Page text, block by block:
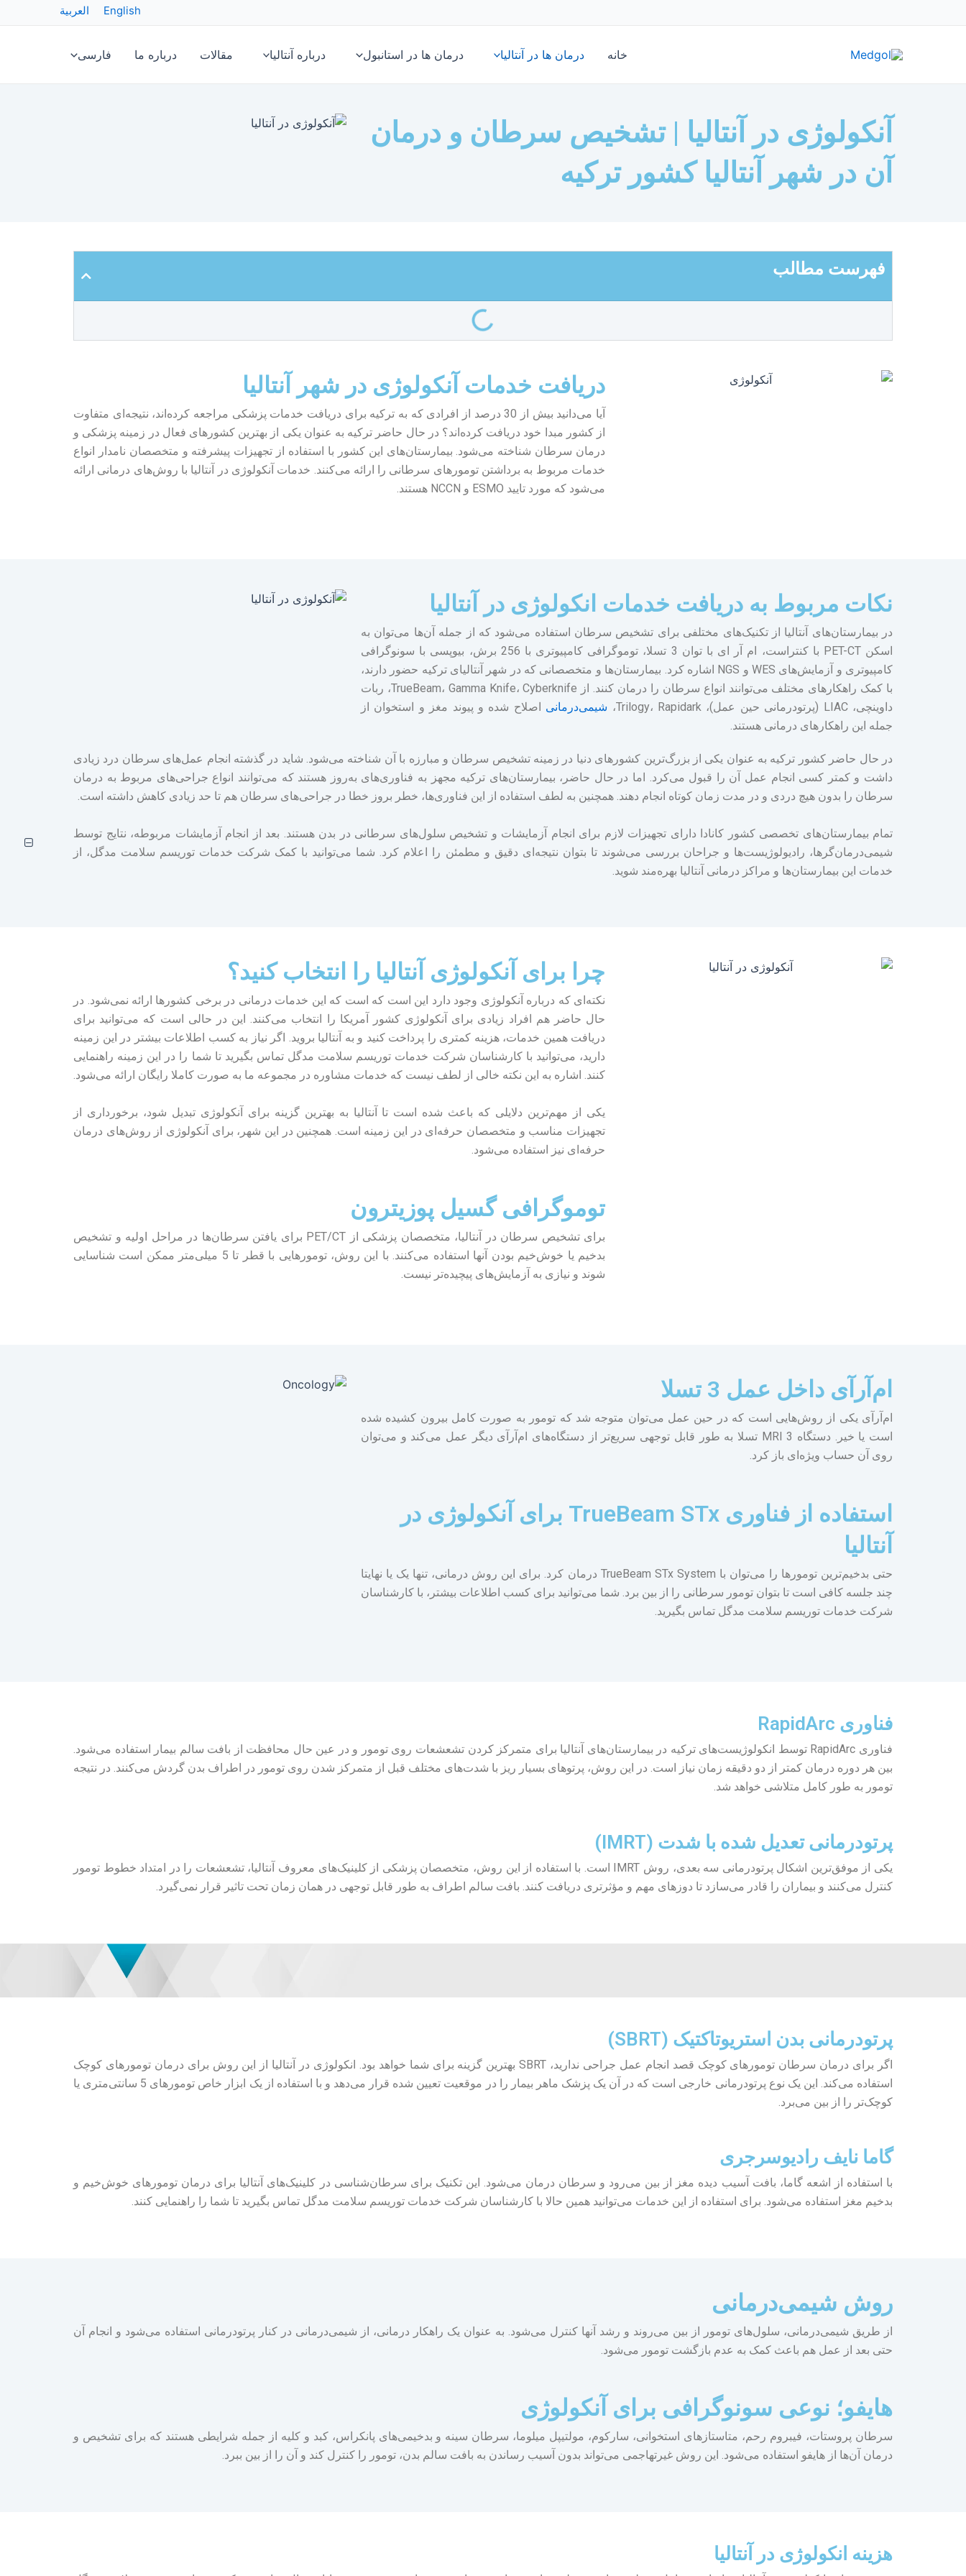
English العربية
خانه درمان ها در آنتالیا درمان ها در استانبول درباره آنتالیا مقالات درباره ما فارسی
آنکولوژی در آنتالیا | تشخیص سرطان و درمان
آن در شهر آنتالیا کشور ترکیه
فهرست مطالب
دریافت خدمات آنکولوژی در شهر آنتالیا
آیا می‌دانید بیش از 30 درصد از افرادی که به ترکیه برای دریافت خدمات پزشکی مراجعه کرده‌اند، نتیجه‌ای متفاوت
از کشور مبدا خود دریافت کرده‌اند؟ در حال حاضر ترکیه به عنوان یکی از بهترین کشورهای فعال در زمینه پزشکی و
درمان سرطان شناخته می‌شود. بیمارستان‌های این کشور با استفاده از تجهیزات پیشرفته و متخصصان نامدار انواع
خدمات مربوط به برداشتن تومورهای سرطانی را ارائه می‌کنند. خدمات آنکولوژی در آنتالیا با روش‌های درمانی ارائه
می‌شود که مورد تایید ESMO و NCCN هستند.
نکات مربوط به دریافت خدمات انکولوژی در آنتالیا
در بیمارستان‌های آنتالیا از تکنیک‌های مختلفی برای تشخیص سرطان استفاده می‌شود که از جمله آن‌ها می‌توان به
اسکن PET-CT با کنتراست، ام آر ای با توان 3 تسلا، توموگرافی کامپیوتری با 256 برش، بیوپسی با سونوگرافی
کامپیوتری و آزمایش‌های WES و NGS اشاره کرد. بیمارستان‌ها و متخصصانی که در شهر آنتالیای ترکیه حضور دارند،
با کمک راهکارهای مختلف می‌توانند انواع سرطان را درمان کنند. از TrueBeam، Gamma Knife، Cyberknife، ربات
داوینچی، LIAC (پرتودرمانی حین عمل)، Trilogy، Rapidark،
شیمی‌درمانی اصلاح شده و پیوند مغز و استخوان از
جمله این راهکارهای درمانی هستند.
در حال حاضر کشور ترکیه به عنوان یکی از بزرگ‌ترین کشورهای دنیا در زمینه تشخیص سرطان و مبارزه با آن شناخته می‌شود. شاید در گذشته انجام عمل‌های سرطان درد زیادی
داشت و کمتر کسی انجام عمل آن را قبول می‌کرد. اما در حال حاضر، بیمارستان‌های ترکیه مجهز به فناوری‌های به‌روز هستند که می‌توانند انواع جراحی‌های مربوط به درمان
سرطان را بدون هیچ دردی و در مدت زمان کوتاه انجام دهند. همچنین به لطف استفاده از این فناوری‌ها، خطر بروز خطا در جراحی‌های سرطان هم تا حد زیادی کاهش داشته است.
تمام بیمارستان‌های تخصصی کشور کانادا دارای تجهیزات لازم برای انجام آزمایشات و تشخیص سلول‌های سرطانی در بدن هستند. بعد از انجام آزمایشات مربوطه، نتایج توسط
شیمی‌درمان‌گرها، رادیولوژیست‌ها و جراحان بررسی می‌شوند تا بتوان نتیجه‌ای دقیق و مطمئن را اعلام کرد. شما می‌توانید با کمک شرکت خدمات توریسم سلامت مدگل، از
خدمات این بیمارستان‌ها و مراکز درمانی آنتالیا بهره‌مند شوید.
چرا برای آنکولوژی آنتالیا را انتخاب کنید؟
نکته‌ای که درباره آنکولوژی وجود دارد این است که است که این خدمات درمانی در برخی کشورها ارائه نمی‌شود. در
حال حاضر هم افراد زیادی برای آنکولوژی کشور آمریکا را انتخاب می‌کنند. این در حالی است که می‌توانید برای
دریافت همین خدمات، هزینه کمتری را پرداخت کنید و به آنتالیا بروید. اگر نیاز به کسب اطلاعات بیشتر در این زمینه
دارید، می‌توانید با کارشناسان شرکت خدمات توریسم سلامت مدگل تماس بگیرید تا شما را در این زمینه راهنمایی
کنند. اشاره به این نکته خالی از لطف نیست که خدمات مشاوره در مجموعه ما به صورت کاملا رایگان ارائه می‌شود.
یکی از مهم‌ترین دلایلی که باعث شده است تا آنتالیا به بهترین گزینه برای آنکولوژی تبدیل شود، برخورداری از
تجهیزات مناسب و متخصصان حرفه‌ای در این زمینه است. همچنین در این شهر، برای آنکولوژی از روش‌های درمان
حرفه‌ای نیز استفاده می‌شود.
توموگرافی گسیل پوزیترون
برای تشخیص سرطان در آنتالیا، متخصصان پزشکی از PET/CT برای یافتن سرطان‌ها در مراحل اولیه و تشخیص
بدخیم یا خوش‌خیم بودن آنها استفاده می‌کنند. با این روش، تومورهایی با قطر تا 5 میلی‌متر ممکن است شناسایی
شوند و نیازی به آزمایش‌های پیچیده‌تر نیست.
ام‌آرآی داخل عمل 3 تسلا
ام‌آرآی یکی از روش‌هایی است که در حین عمل می‌توان متوجه شد که تومور به صورت کامل بیرون کشیده شده
است یا خیر. دستگاه MRI 3 تسلا به طور قابل توجهی سریع‌تر از دستگاه‌های ام‌آرآی دیگر عمل می‌کند و می‌توان
روی آن حساب ویژه‌ای باز کرد.
استفاده از فناوری TrueBeam STx برای آنکولوژی در
آنتالیا
حتی بدخیم‌ترین تومورها را می‌توان با TrueBeam STx System درمان کرد. برای این روش درمانی، تنها یک یا نهایتا
چند جلسه کافی است تا بتوان تومور سرطانی را از بین برد. شما می‌توانید برای کسب اطلاعات بیشتر، با کارشناسان
شرکت خدمات توریسم سلامت مدگل تماس بگیرید.
فناوری RapidArc
فناوری RapidArc توسط انکولوژیست‌های ترکیه در بیمارستان‌های آنتالیا برای متمرکز کردن تشعشعات روی تومور و در عین حال محافظت از بافت سالم بیمار استفاده می‌شود.
بین هر دوره درمان کمتر از دو دقیقه زمان نیاز است. در این روش، پرتوهای بسیار ریز با شدت‌های مختلف قبل از متمرکز شدن روی تومور در اطراف بدن گردش می‌کنند. در نتیجه
تومور به طور کامل متلاشی خواهد شد.
پرتودرمانی تعدیل شده با شدت (IMRT)
یکی از موفق‌ترین اشکال پرتودرمانی سه بعدی، روش IMRT است. با استفاده از این روش، متخصصان پزشکی از کلینیک‌های معروف آنتالیا، تشعشعات را در امتداد خطوط تومور
کنترل می‌کنند و بیماران را قادر می‌سازد تا دوزهای مهم و مؤثرتری دریافت کنند. بافت سالم اطراف به طور قابل توجهی در همان زمان تحت تاثیر قرار نمی‌گیرد.
پرتودرمانی بدن استریوتاکتیک (SBRT)
اگر برای درمان سرطان تومورهای کوچک قصد انجام عمل جراحی ندارید، SBRT بهترین گزینه برای شما خواهد بود. انکولوژی در آنتالیا از این روش برای درمان تومورهای کوچک
استفاده می‌کند. این یک نوع پرتودرمانی خارجی است که در آن یک پزشک ماهر بیمار را در موقعیت تعیین شده قرار می‌دهد و با استفاده از یک ابزار خاص تومورهای 5 سانتی‌متری یا
کوچک‌تر را از بین می‌برد.
گاما نایف رادیوسرجری
با استفاده از اشعه گاما، بافت آسیب دیده مغز از بین می‌رود و سرطان درمان می‌شود. این تکنیک برای سرطان‌شناسی در کلینیک‌های آنتالیا برای درمان تومورهای خوش‌خیم و
بدخیم مغز استفاده می‌شود. برای استفاده از این خدمات می‌توانید همین حالا با کارشناسان شرکت خدمات توریسم سلامت مدگل تماس بگیرید تا شما را راهنمایی کنند.
روش شیمی‌درمانی
از طریق شیمی‌درمانی، سلول‌های تومور از بین می‌روند و رشد آنها کنترل می‌شود. به عنوان یک راهکار درمانی، از شیمی‌درمانی در کنار پرتودرمانی استفاده می‌شود و انجام آن
حتی بعد از عمل هم باعث کمک به عدم بازگشت تومور می‌شود.
هایفو؛ نوعی سونوگرافی برای آنکولوژی
سرطان پروستات، فیبروم رحم، متاستازهای استخوانی، سارکوم، مولتیپل میلوما، سرطان سینه و بدخیمی‌های پانکراس، کبد و کلیه از جمله شرایطی هستند که برای تشخیص و
درمان آن‌ها از هایفو استفاده می‌شود. این روش غیرتهاجمی می‌تواند بدون آسیب رساندن به بافت سالم بدن، تومور را کنترل کند و آن را از بین ببرد.
هزینه انکولوژی در آنتالیا